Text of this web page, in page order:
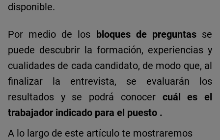
disponible.
Por medio de los bloques de preguntas se
puede descubrir la formación, experiencias y
cualidades de cada candidato, de modo que, al
finalizar la entrevista, se evaluarán los
resultados y se podrá conocer cuál es el
trabajador indicado para el puesto .
A lo largo de este artículo te mostraremos